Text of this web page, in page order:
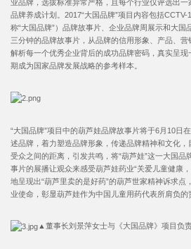
业品牌，选拔标准异常严格，且每个行业仅评选出
品牌养成计划。2017“大国品牌”项目内容包括
称“大国品牌”）品牌故事片、企业品牌周展示和大国
三分钟的品牌故事片，从品牌的信用形象、产品、营
解析每一个优秀企业背后的成功品牌密码，真实呈
期成为国家品牌发展战略的参考样本。
“大国品牌”项目中的葫芦娃品牌故事片将于6月10日
述品牌，着力塑造品牌形象，传递品牌精神和文化
受众之间的距离，引发共鸣，将“葫芦娃”这一大国品
事片的展播让观众来感受葫芦娃药业“关爱儿童健康
地呈现出“葫芦里卖的是好药”的葫芦世家精神诉求
业使命，彰显葫芦娃作为中国儿童用药代表所肩负的
▲董事长刘景萍女士与《大国品牌》项目负